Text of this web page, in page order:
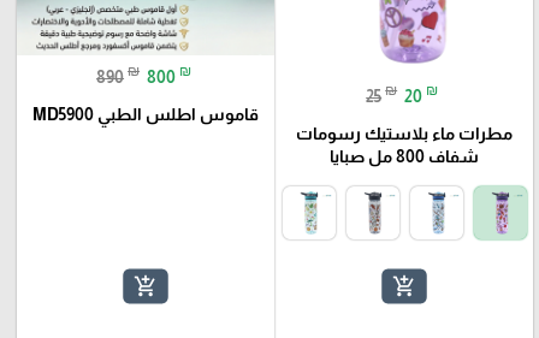
25 ₪ 20 ₪
مطرات ماء بلاستيك رسومات
شفاف 800 مل صبايا
add_shopping_cart
890 ₪ 800 ₪
قاموس اطلس الطبي MD5900
add_shopping_cart